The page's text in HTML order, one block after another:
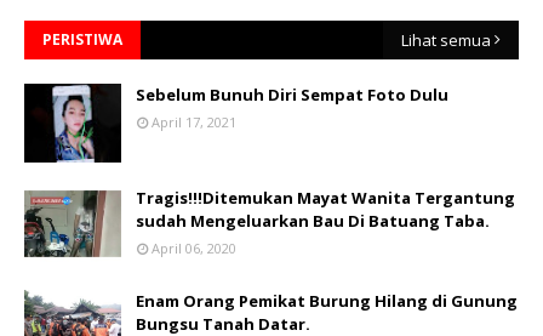
PERISTIWA Lihat semua
Sebelum Bunuh Diri Sempat Foto Dulu
April 17, 2021
Tragis!!!Ditemukan Mayat Wanita Tergantung
sudah Mengeluarkan Bau Di Batuang Taba.
April 06, 2020
Enam Orang Pemikat Burung Hilang di Gunung
Bungsu Tanah Datar.